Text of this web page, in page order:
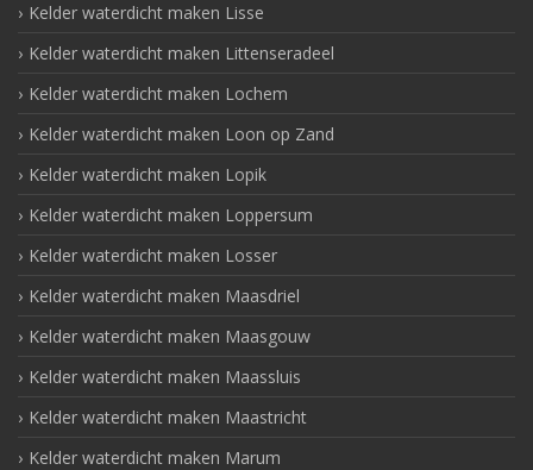
Kelder waterdicht maken Lisse
Kelder waterdicht maken Littenseradeel
Kelder waterdicht maken Lochem
Kelder waterdicht maken Loon op Zand
Kelder waterdicht maken Lopik
Kelder waterdicht maken Loppersum
Kelder waterdicht maken Losser
Kelder waterdicht maken Maasdriel
Kelder waterdicht maken Maasgouw
Kelder waterdicht maken Maassluis
Kelder waterdicht maken Maastricht
Kelder waterdicht maken Marum